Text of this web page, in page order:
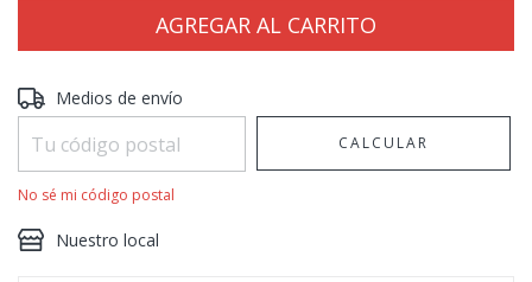
Entregas para el CP:
Medios de envío
CALCULAR
No sé mi código postal
Nuestro local